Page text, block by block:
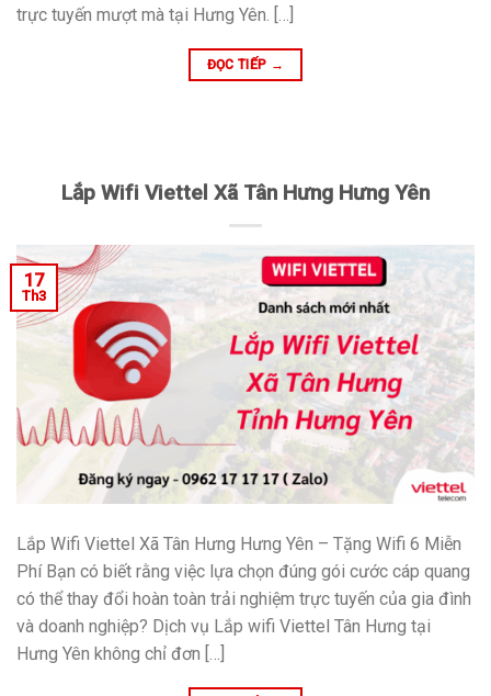
trực tuyến mượt mà tại Hưng Yên. […]
ĐỌC TIẾP →
Lắp Wifi Viettel Xã Tân Hưng Hưng Yên
17
Th3
Lắp Wifi Viettel Xã Tân Hưng Hưng Yên – Tặng Wifi 6 Miễn
Phí Bạn có biết rằng việc lựa chọn đúng gói cước cáp quang
có thể thay đổi hoàn toàn trải nghiệm trực tuyến của gia đình
và doanh nghiệp? Dịch vụ Lắp wifi Viettel Tân Hưng tại
Hưng Yên không chỉ đơn […]